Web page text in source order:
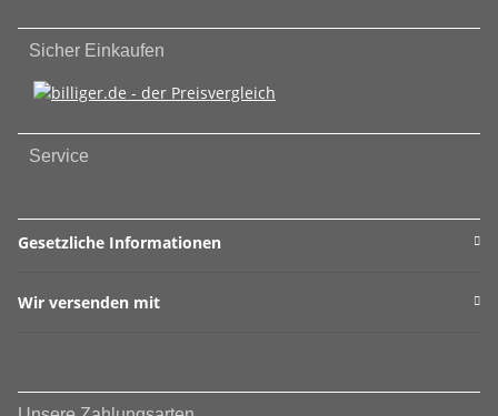
Sicher Einkaufen
Service
Gesetzliche Informationen
Wir versenden mit